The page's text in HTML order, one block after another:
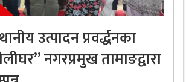
उत्पादन प्रवर्द्धनका
नगरप्रमुख तामाङद्वारा